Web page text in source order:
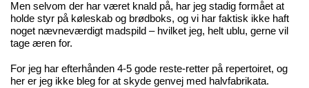
Men selvom der har været knald på, har jeg stadig formået at
holde styr på køleskab og brødboks, og vi har faktisk ikke haft
noget nævneværdigt madspild – hvilket jeg, helt ublu, gerne vil
tage æren for.
For jeg har efterhånden 4-5 gode reste-retter på repertoiret, og
her er jeg ikke bleg for at skyde genvej med halvfabrikata.